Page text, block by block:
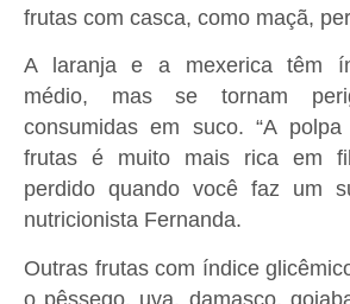
frutas com casca, como maçã,
A laranja e a mexerica têm
médio, mas se tornam
consumidas em suco. “A
frutas é muito mais rica em
perdido quando você faz um
nutricionista Fernanda.
Outras frutas com índice
o pêssego, uva, damasco,